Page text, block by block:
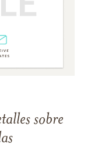
sobre